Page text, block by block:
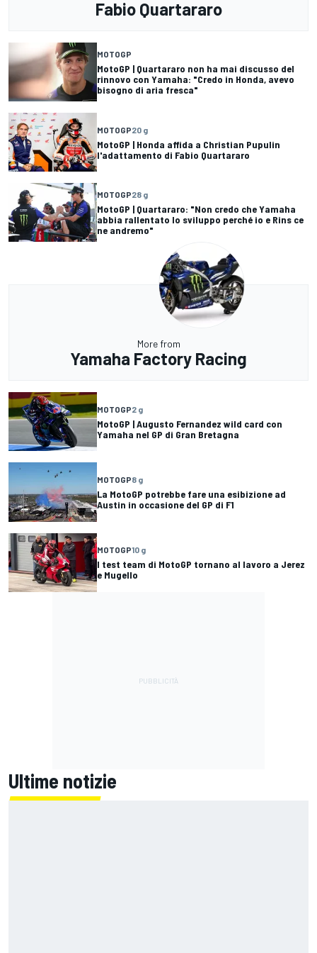
Fabio Quartararo
MOTOGP
MotoGP | Quartararo non ha mai discusso del
rinnovo con Yamaha: "Credo in Honda, avevo
bisogno di aria fresca"
MOTOGP20 g
MotoGP | Honda affida a Christian Pupulin
l'adattamento di Fabio Quartararo
MOTOGP28 g
MotoGP | Quartararo: "Non credo che Yamaha
abbia rallentato lo sviluppo perché io e Rins ce
ne andremo"
More from
Yamaha Factory Racing
MOTOGP2 g
MotoGP | Augusto Fernandez wild card con
Yamaha nel GP di Gran Bretagna
MOTOGP8 g
La MotoGP potrebbe fare una esibizione ad
Austin in occasione del GP di F1
MOTOGP10 g
I test team di MotoGP tornano al lavoro a Jerez
e Mugello
Ultime notizie